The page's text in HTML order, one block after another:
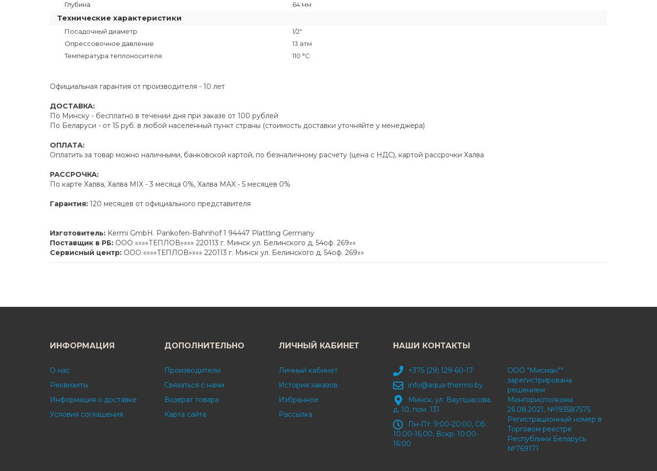
Глубина
64 мм
Технические характеристики
Посадочный диаметр
1/2"
Опрессовочное давление
13 атм
Температура теплоносителя
110 °C
Официальная гарантия от производителя - 10 лет
ДОСТАВКА:
По Минску - бесплатно в течении дня при заказе от 100 рублей
По Беларуси - от 15 руб. в любой населенный пункт страны (стоимость доставки уточняйте у менеджера)
ОПЛАТА:
Оплатить за товар можно наличными, банковской картой, по безналичному расчету (цена с НДС), картой рассрочки Халва
РАССРОЧКА:
По карте Халва, Халва MIX - 3 месяца 0%, Халва MAX - 5 месяцев 0%
Гарантия: 120 месяцев от официального представителя
Изготовитель: Kermi GmbH. Pankofen-Bahnhof 1 94447 Plattling Germany
Поставщик в РБ: ООО «»»»ТЕПЛОВ»»»» 220113 г. Минск ул. Белинского д. 54оф. 269»»
Сервисный центр: ООО «»»»ТЕПЛОВ»»»» 220113 г. Минск ул. Белинского д. 54оф. 269»»
ИНФОРМАЦИЯ
О нас
Реквизиты
Информация о доставке
Условия соглашения
ДОПОЛНИТЕЛЬНО
Производители
Связаться с нами
Возврат товара
Карта сайта
ЛИЧНЫЙ КАБИНЕТ
Личный кабинет
История заказов
Избранное
Рассылка
НАШИ КОНТАКТЫ
+375 (29) 129-60-17
info@aqua-thermo.by
Минск, ул. Ваупшасова,
д. 10, пом. 131
Пн-Пт: 9:00-20:00, Сб:
10:00-16:00, Вскр: 10:00-
16:00
ООО "Мисман""
зарегистрирована
решением
Мингорисполкома
26.08.2021, №193587575
Регистрационный номер в
Торговом реестре
Республики Беларусь
№769171